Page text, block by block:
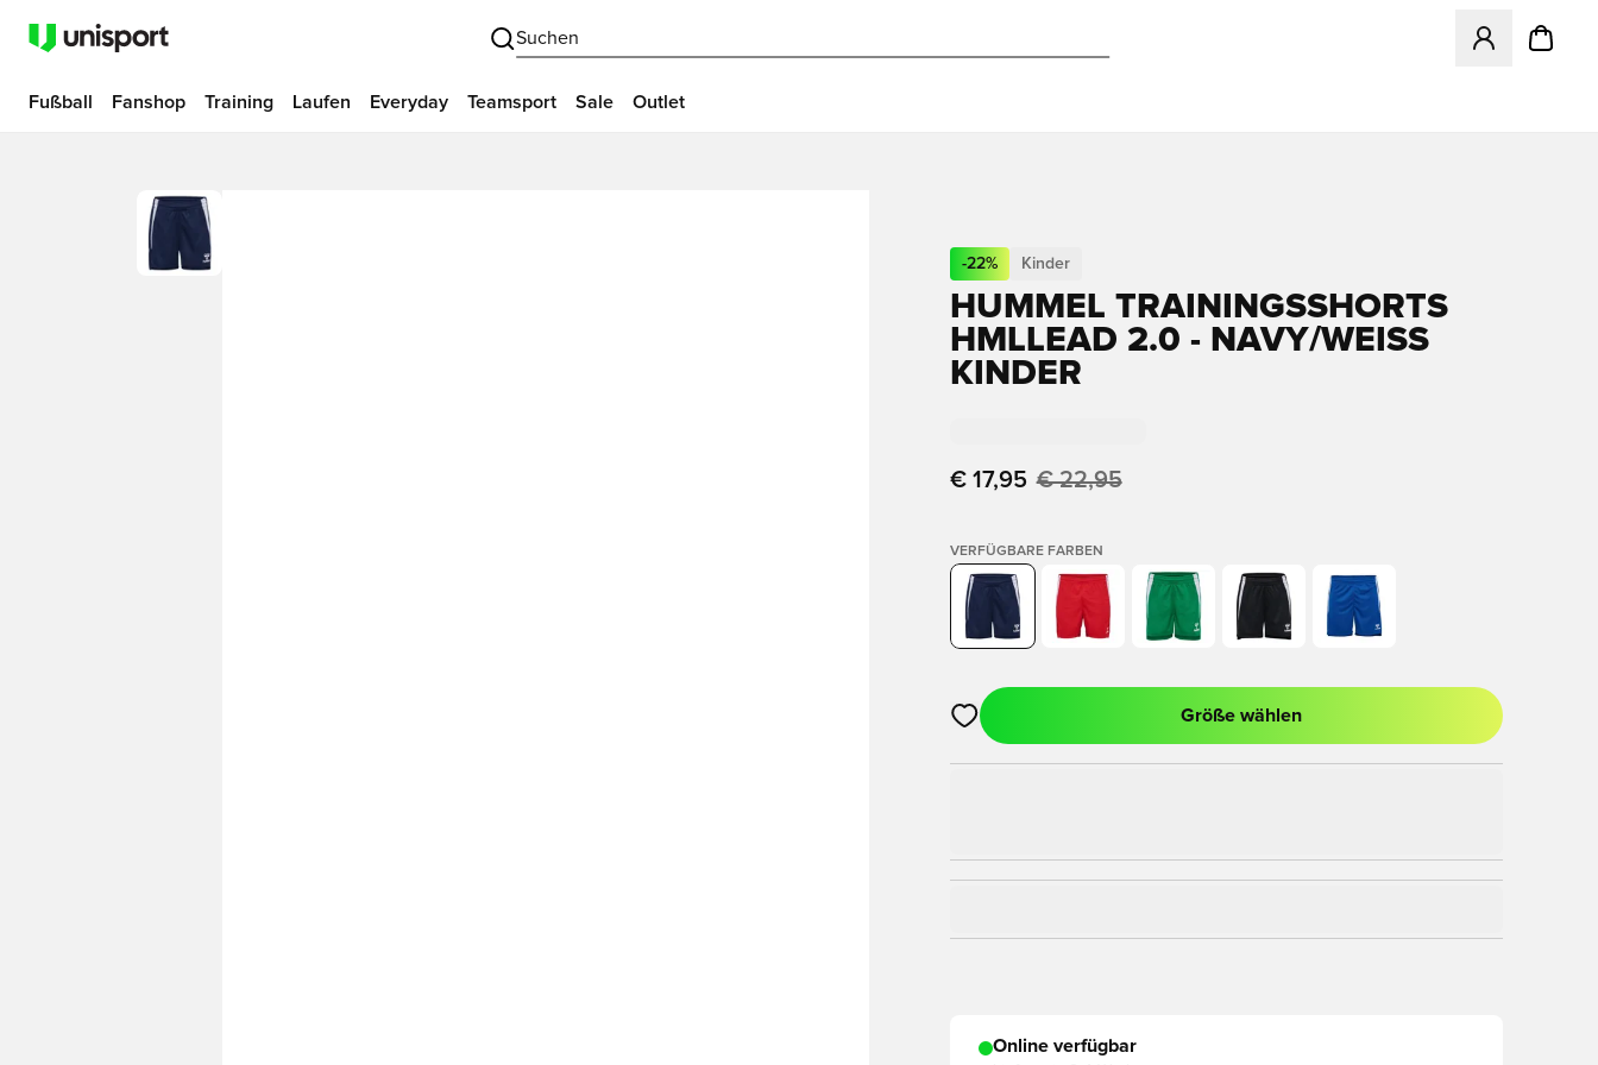
Suchen
Öffnet ein
Fußball Fanshop Training Laufen Everyday Teamsport Sale Outlet
-22% Kinder
HUMMEL TRAININGSSHORTS
HMLLEAD 2.0 - NAVY/WEISS K
INDER
€ 17,95 € 22,95
VERFÜGBARE FARBEN
Öffnet ein Fenster zum Anmelden oder Registrieren als Mitglied
Größe wählen
Online verfügbar